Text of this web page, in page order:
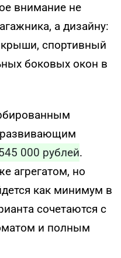
внимание не
а дизайну:
спортивный
боковых окон в
000 рублей.
агрегатом, но
как минимум в
сочетаются с
и полным